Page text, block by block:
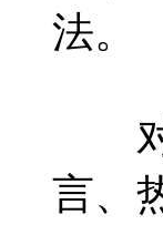
法。
对
言、